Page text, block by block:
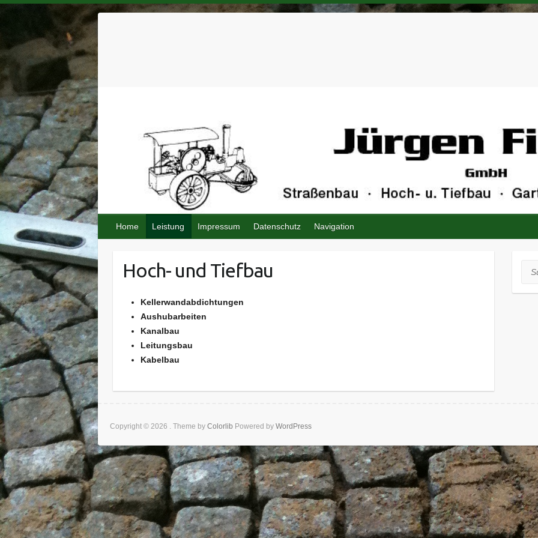
Home Leistung Impressum Datenschutz Navigation
Hoch- und Tiefbau
Kellerwandabdichtungen
Aushubarbeiten
Kanalbau
Leitungsbau
Kabelbau
Copyright © 2026 . Theme by Colorlib Powered by WordPress